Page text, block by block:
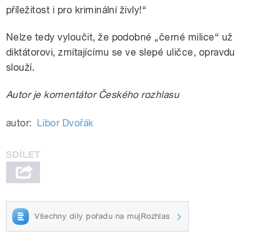
příležitost i pro kriminální živly!“
Nelze tedy vyloučit, že podobné „černé milice“ už
diktátorovi, zmítajícímu se ve slepé uličce, opravdu
slouží.
Autor je komentátor Českého rozhlasu
autor: Libor Dvořák
Všechny díly pořadu na mujRozhlas